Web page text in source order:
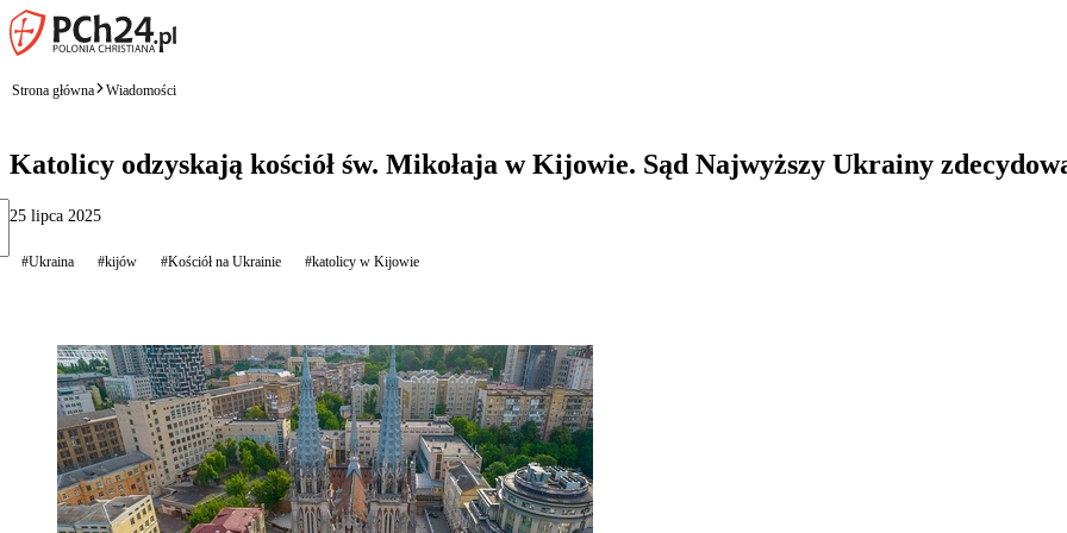
Strona główna Wiadomości
Katolicy odzyskają kościół św. Mikołaja w Kijowie. Sąd Najwyższy Ukrainy
25 lipca 2025
#Ukraina #kijów #Kościół na Ukrainie #katolicy w Kijowie